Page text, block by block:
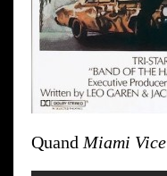
Quand Miami Vice